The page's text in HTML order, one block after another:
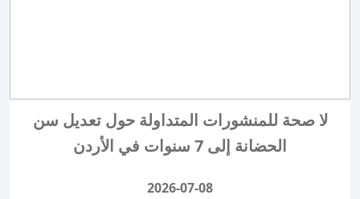
لا صحة للمنشورات المتداولة حول تعديل سن
الحضانة إلى 7 سنوات في الأردن
2026-07-08